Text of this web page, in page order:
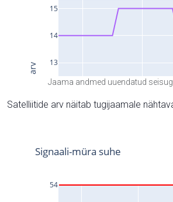
Jaama andmed uuendatud
Satelliitide arv näitab tugijaamale